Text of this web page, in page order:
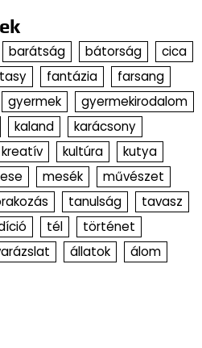
barátság bátorság
cica
fantázia
farsang
gyermek
gyermekirodalom
kaland
karácsony
kreatív kultúra
kutya
mesék
művészet
tanulság
tavasz
tél
történet
állatok
álom